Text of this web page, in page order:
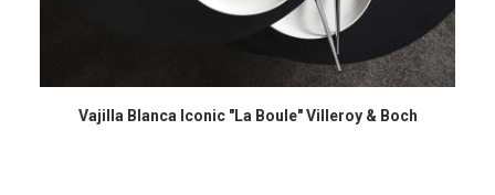
COMPRAR EN AMAZON
Vajilla Blanca Iconic "La Boule" Villeroy & Boch